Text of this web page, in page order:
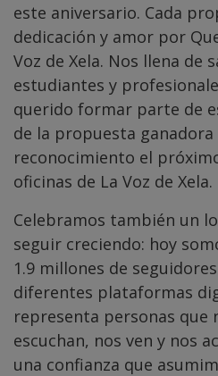
este aniversario. Cada
dedicación y amor por
Voz de Xela. Nos llena de
estudiantes y
querido formar parte de
de la propuesta
reconocimiento el
oficinas de La Voz de Xela.
Celebramos también un
seguir creciendo: hoy
1.9 millones de
diferentes plataformas
representa personas que
escuchan, nos ven y nos
una confianza que